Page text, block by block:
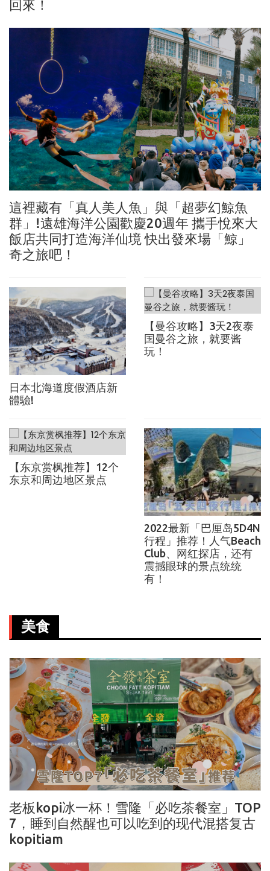
回來！
這裡藏有「真人美人魚」與「超夢幻鯨魚
群」!遠雄海洋公園歡慶20週年 攜手悅來大
飯店共同打造海洋仙境 快出發來場「鯨」
奇之旅吧！
日本北海道度假酒店新
體驗!
【曼谷攻略】3天2夜泰
国曼谷之旅，就要酱
玩！
【东京赏枫推荐】12个
东京和周边地区景点
2022最新「巴厘岛5D4N
行程」推荐！人气Beach
Club、网红探店，还有
震撼眼球的景点统统
有！
美食
老板kopi冰一杯！雪隆「必吃茶餐室」TOP
7，睡到自然醒也可以吃到的现代混搭复古
kopitiam